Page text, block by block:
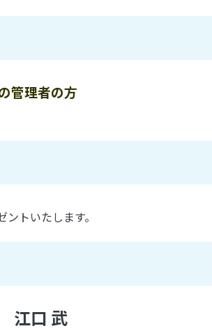
管理者の方
トいたします。
江口 武